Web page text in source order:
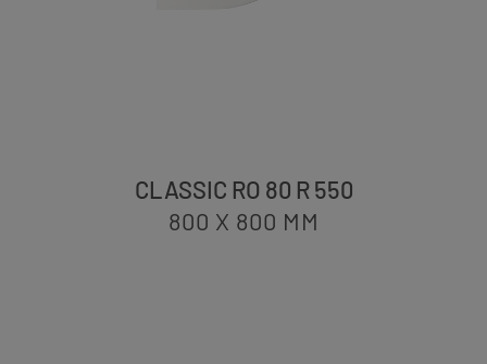
CLASSIC RO 80 R 550
800 X 800 MM